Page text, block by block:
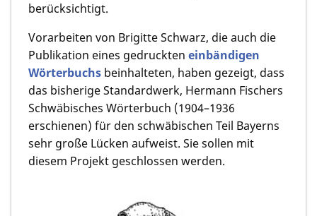
berücksichtigt.
Vorarbeiten von Brigitte Schwarz, die auch die
Publikation eines gedruckten einbändigen
Wörterbuchs beinhalteten, haben gezeigt, dass
das bisherige Standardwerk, Hermann Fischers
Schwäbisches Wörterbuch (1904–1936
erschienen) für den schwäbischen Teil Bayerns
sehr große Lücken aufweist. Sie sollen mit
diesem Projekt geschlossen werden.